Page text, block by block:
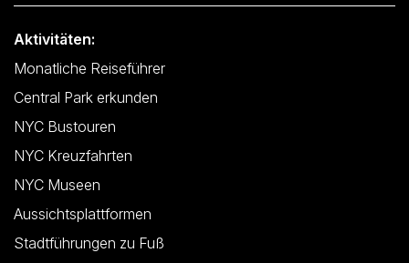
Aktivitäten:
Monatliche Reiseführer
Central Park erkunden
NYC Bustouren
NYC Kreuzfahrten
NYC Museen
Aussichtsplattformen
Stadtführungen zu Fuß